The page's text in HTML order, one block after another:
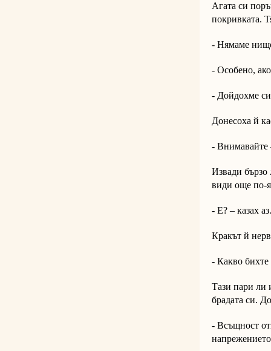
Агата си
покривката.
- Нямаме
- Особено,
- Дойдохме
Донесоха й
- Внимавайте
Извади бързо
види още по-
- Е? – казах аз.
Кракът й
- Какво
Тази пари ли
брадата си.
- Всъщност